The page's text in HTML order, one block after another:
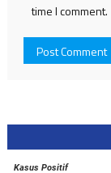
time I comment.